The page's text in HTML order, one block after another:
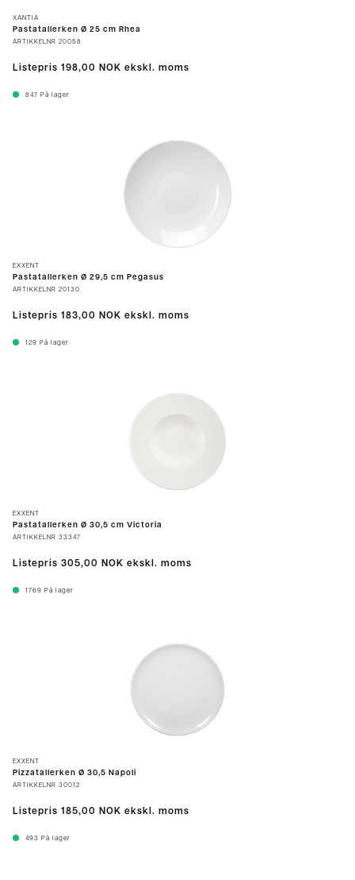
XANTIA
Pastatallerken Ø 25 cm Rhea
ARTIKKELNR 20058
Listepris 198,00 NOK ekskl. moms
847 På lager
EXXENT
Pastatallerken Ø 29,5 cm Pegasus
ARTIKKELNR 20130
Listepris 183,00 NOK ekskl. moms
129 På lager
EXXENT
Pastatallerken Ø 30,5 cm Victoria
ARTIKKELNR 33347
Listepris 305,00 NOK ekskl. moms
1769 På lager
EXXENT
Pizzatallerken Ø 30,5 Napoli
ARTIKKELNR 30012
Listepris 185,00 NOK ekskl. moms
493 På lager